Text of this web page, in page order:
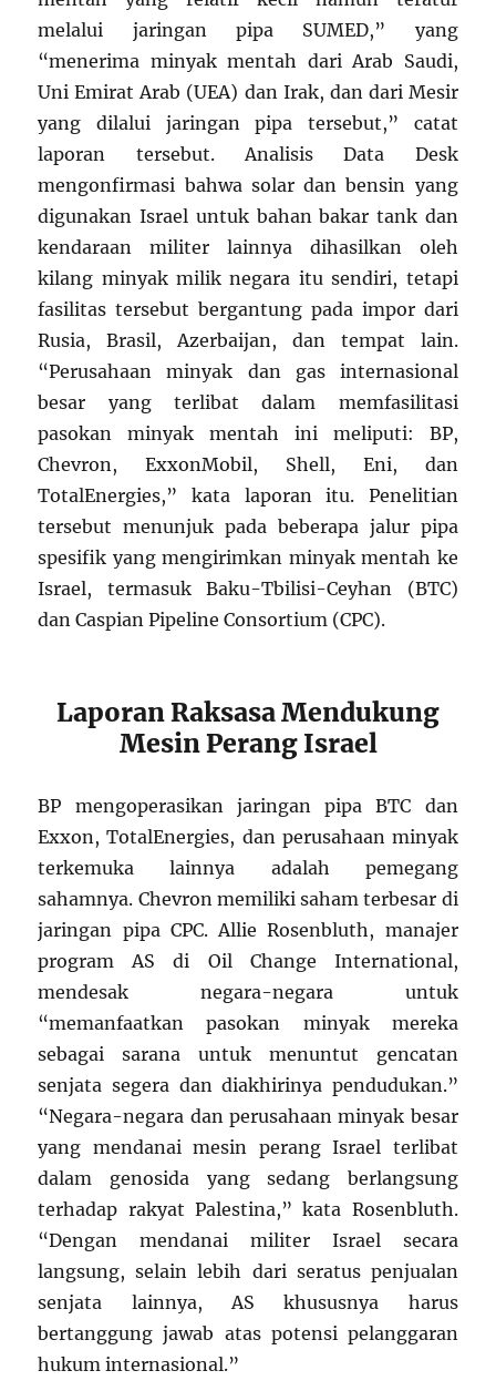
melalui jaringan pipa SUMED,” yang
“menerima minyak mentah dari Arab Saudi,
Uni Emirat Arab (UEA) dan Irak, dan dari Mesir
yang dilalui jaringan pipa tersebut,” catat
laporan tersebut. Analisis Data Desk
mengonfirmasi bahwa solar dan bensin yang
digunakan Israel untuk bahan bakar tank dan
kendaraan militer lainnya dihasilkan oleh
kilang minyak milik negara itu sendiri, tetapi
fasilitas tersebut bergantung pada impor dari
Rusia, Brasil, Azerbaijan, dan tempat lain.
“Perusahaan minyak dan gas internasional
besar yang terlibat dalam memfasilitasi
pasokan minyak mentah ini meliputi: BP,
Chevron, ExxonMobil, Shell, Eni, dan
TotalEnergies,” kata laporan itu. Penelitian
tersebut menunjuk pada beberapa jalur pipa
spesifik yang mengirimkan minyak mentah ke
Israel, termasuk Baku-Tbilisi-Ceyhan (BTC)
dan Caspian Pipeline Consortium (CPC).
Laporan Raksasa Mendukung
Mesin Perang Israel
BP mengoperasikan jaringan pipa BTC dan
Exxon, TotalEnergies, dan perusahaan minyak
terkemuka lainnya adalah pemegang
sahamnya. Chevron memiliki saham terbesar di
jaringan pipa CPC. Allie Rosenbluth, manajer
program AS di Oil Change International,
mendesak negara-negara untuk
“memanfaatkan pasokan minyak mereka
sebagai sarana untuk menuntut gencatan
senjata segera dan diakhirinya pendudukan.”
“Negara-negara dan perusahaan minyak besar
yang mendanai mesin perang Israel terlibat
dalam genosida yang sedang berlangsung
terhadap rakyat Palestina,” kata Rosenbluth.
“Dengan mendanai militer Israel secara
langsung, selain lebih dari seratus penjualan
senjata lainnya, AS khususnya harus
bertanggung jawab atas potensi pelanggaran
hukum internasional.”